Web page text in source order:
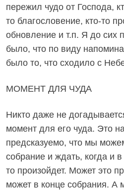
пережил чудо от Господа,
то благословение, кто-то
обновление и т.п. Я до сих
было, что по виду
было то, что сходило с
МОМЕНТ ДЛЯ ЧУДА
Никто даже не
момент для его чуда. Это
предсказуемо, что мы
собрание и ждать, когда и
то произойдет. Может это
может в конце собрания. А